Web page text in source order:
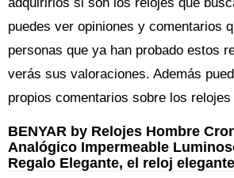
puedes ver opiniones y comentarios
personas que ya han probado estos
verás sus valoraciones. Además
propios comentarios sobre los relojes
BENYAR by Relojes Hombre
Analógico Impermeable
Regalo Elegante, el reloj